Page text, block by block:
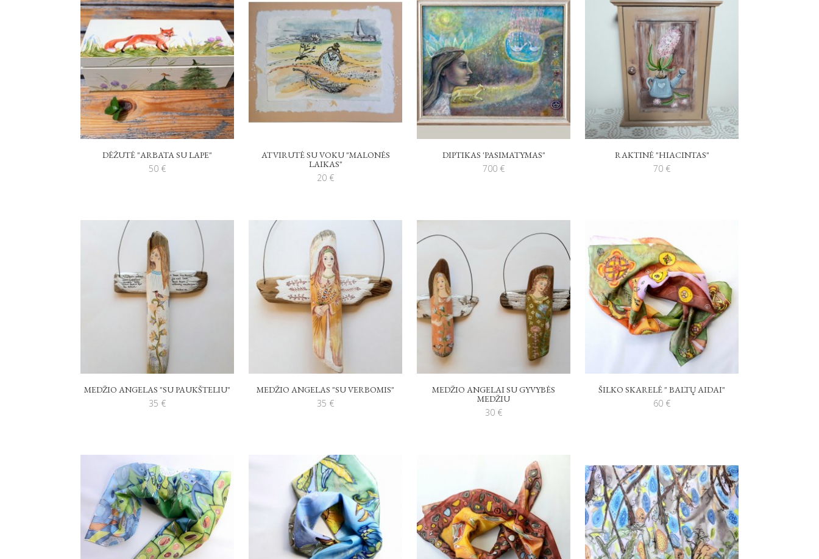
DĖŽUTĖ "ARBATA SU LAPE"
50 €
ATVIRUTĖ SU VOKU "MALONĖS
LAIKAS"
20 €
DIPTIKAS 'PASIMATYMAS"
700 €
RAKTINĖ "HIACINTAS"
70 €
MEDŽIO ANGELAS "SU PAUKŠTELIU"
35 €
MEDŽIO ANGELAS "SU VERBOMIS"
35 €
MEDŽIO ANGELAI SU GYVYBĖS
MEDŽIU
30 €
ŠILKO SKARELĖ " BALTŲ AIDAI"
60 €